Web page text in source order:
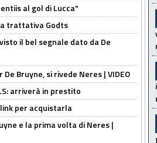
al gol di Lucca"
trattativa Godts
il bel segnale dato da De
Bruyne, si rivede Neres | VIDEO
arriverà in prestito
per acquistarla
e la prima volta di Neres |